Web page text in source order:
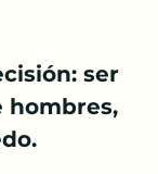
ser
hombres,